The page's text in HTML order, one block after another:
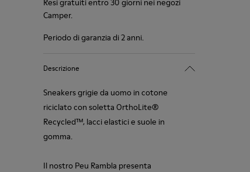
Resi gratuiti entro 30 giorni nei negozi
Camper.
Periodo di garanzia di 2 anni.
Descrizione
Sneakers grigie da uomo in cotone
riciclato con soletta OrthoLite®
Recycled™, lacci elastici e suole in
gomma.
Il nostro Peu Rambla presenta